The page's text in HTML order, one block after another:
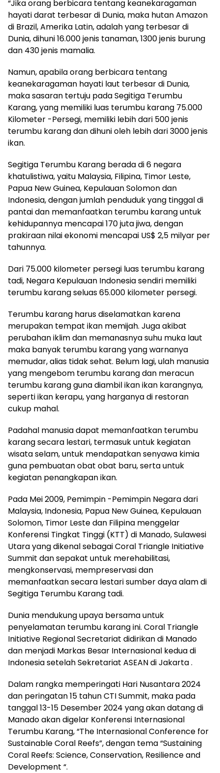
“Jika orang berbicara tentang keanekaragaman
hayati darat terbesar di Dunia, maka hutan Amazon
di Brazil, Amerika Latin, adalah yang terbesar di
Dunia, dihuni 16.000 jenis tanaman, 1300 jenis burung
dan 430 jenis mamalia.
Namun, apabila orang berbicara tentang
keanekaragaman hayati laut terbesar di Dunia,
maka sasaran tertuju pada Segitiga Terumbu
Karang, yang memiliki luas terumbu karang 75.000
Kilometer -Persegi, memiliki lebih dari 500 jenis
terumbu karang dan dihuni oleh lebih dari 3000 jenis
ikan.
Segitiga Terumbu Karang berada di 6 negara
khatulistiwa, yaitu Malaysia, Filipina, Timor Leste,
Papua New Guinea, Kepulauan Solomon dan
Indonesia, dengan jumlah penduduk yang tinggal di
pantai dan memanfaatkan terumbu karang untuk
kehidupannya mencapai 170 juta jiwa, dengan
prakiraan nilai ekonomi mencapai US$ 2,5 milyar per
tahunnya.
Dari 75.000 kilometer persegi luas terumbu karang
tadi, Negara Kepulauan Indonesia sendiri memiliki
terumbu karang seluas 65.000 kilometer persegi.
Terumbu karang harus diselamatkan karena
merupakan tempat ikan memijah. Juga akibat
perubahan iklim dan memanasnya suhu muka laut
maka banyak terumbu karang yang warnanya
memudar, alias tidak sehat. Belum lagi, ulah manusia
yang mengebom terumbu karang dan meracun
terumbu karang guna diambil ikan ikan karangnya,
seperti ikan kerapu, yang harganya di restoran
cukup mahal.
Padahal manusia dapat memanfaatkan terumbu
karang secara lestari, termasuk untuk kegiatan
wisata selam, untuk mendapatkan senyawa kimia
guna pembuatan obat obat baru, serta untuk
kegiatan penangkapan ikan.
Pada Mei 2009, Pemimpin -Pemimpin Negara dari
Malaysia, Indonesia, Papua New Guinea, Kepulauan
Solomon, Timor Leste dan Filipina menggelar
Konferensi Tingkat Tinggi (KTT) di Manado, Sulawesi
Utara yang dikenal sebagai Coral Triangle Initiative
Summit dan sepakat untuk merehabilitasi,
mengkonservasi, mempreservasi dan
memanfaatkan secara lestari sumber daya alam di
Segitiga Terumbu Karang tadi.
Dunia mendukung upaya bersama untuk
penyelamatan terumbu karang ini. Coral Triangle
Initiative Regional Secretariat didirikan di Manado
dan menjadi Markas Besar Internasional kedua di
Indonesia setelah Sekretariat ASEAN di Jakarta .
Dalam rangka memperingati Hari Nusantara 2024
dan peringatan 15 tahun CTI Summit, maka pada
tanggal 13-15 Desember 2024 yang akan datang di
Manado akan digelar Konferensi Internasional
Terumbu Karang, “The Internasional Conference for
Sustainable Coral Reefs”, dengan tema “Sustaining
Coral Reefs: Science, Conservation, Resilience and
Development “.